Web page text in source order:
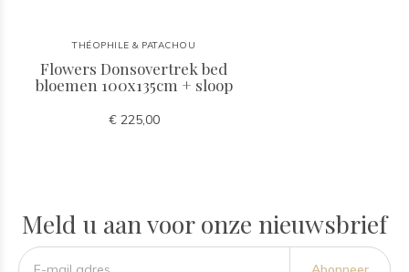
THÉOPHILE & PATACHOU
Flowers Donsovertrek bed
bloemen 100x135cm + sloop
€ 225,00
Meld u aan voor onze nieuwsbrief